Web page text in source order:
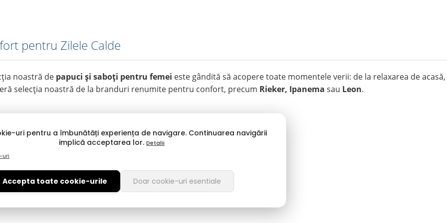
pentru Zilele Calde
noastră de papuci și saboți pentru femei este gândită să acopere toate momentele verii: de la relaxarea de acasă,
selecția noastră de la branduri renumite pentru confort, precum Rieker, Ipanema sau Leon.
Pregătește-te de vacanță cu încălțăminte rezistentă la apă și
nisip.
anatomici și extrem de flexibili. Designurile colorate sau
Design:De la modele simple, la imprimeuri vesele sau
uri pentru a îmbunătăți experiența de navigare. Continuarea navigării
implică acceptarea lor. Detalii
uri
Accepta toate cookie-urile Doar cookie-uri esentiale